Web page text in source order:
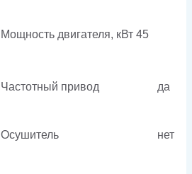
Мощность двигателя, кВт 45
Частотный привод да
Осушитель нет